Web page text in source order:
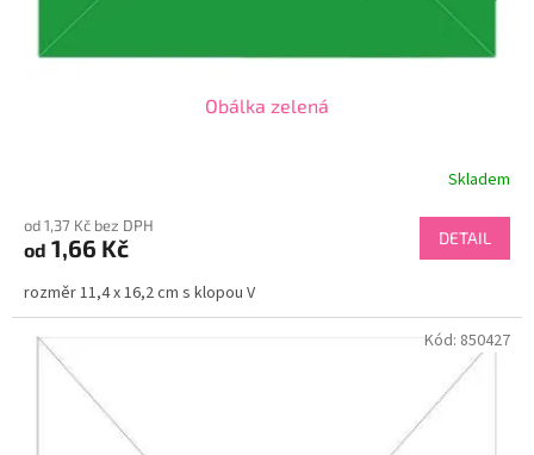
Obálka zelená
Skladem
od 1,37 Kč bez DPH
od 1,66 Kč DETAIL
rozměr 11,4 x 16,2 cm s klopou V
Kód: 850427